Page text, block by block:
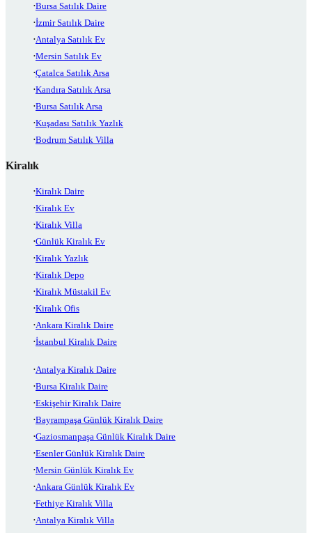
Bursa Satılık Daire
İzmir Satılık Daire
Antalya Satılık Ev
Mersin Satılık Ev
Çatalca Satılık Arsa
Kandıra Satılık Arsa
Bursa Satılık Arsa
Kuşadası Satılık Yazlık
Bodrum Satılık Villa
Kiralık
Kiralık Daire
Kiralık Ev
Kiralık Villa
Günlük Kiralık Ev
Kiralık Yazlık
Kiralık Depo
Kiralık Müstakil Ev
Kiralık Ofis
Ankara Kiralık Daire
İstanbul Kiralık Daire
Antalya Kiralık Daire
Bursa Kiralık Daire
Eskişehir Kiralık Daire
Bayrampaşa Günlük Kiralık Daire
Gaziosmanpaşa Günlük Kiralık Daire
Esenler Günlük Kiralık Daire
Mersin Günlük Kiralık Ev
Ankara Günlük Kiralık Ev
Fethiye Kiralık Villa
Antalya Kiralık Villa